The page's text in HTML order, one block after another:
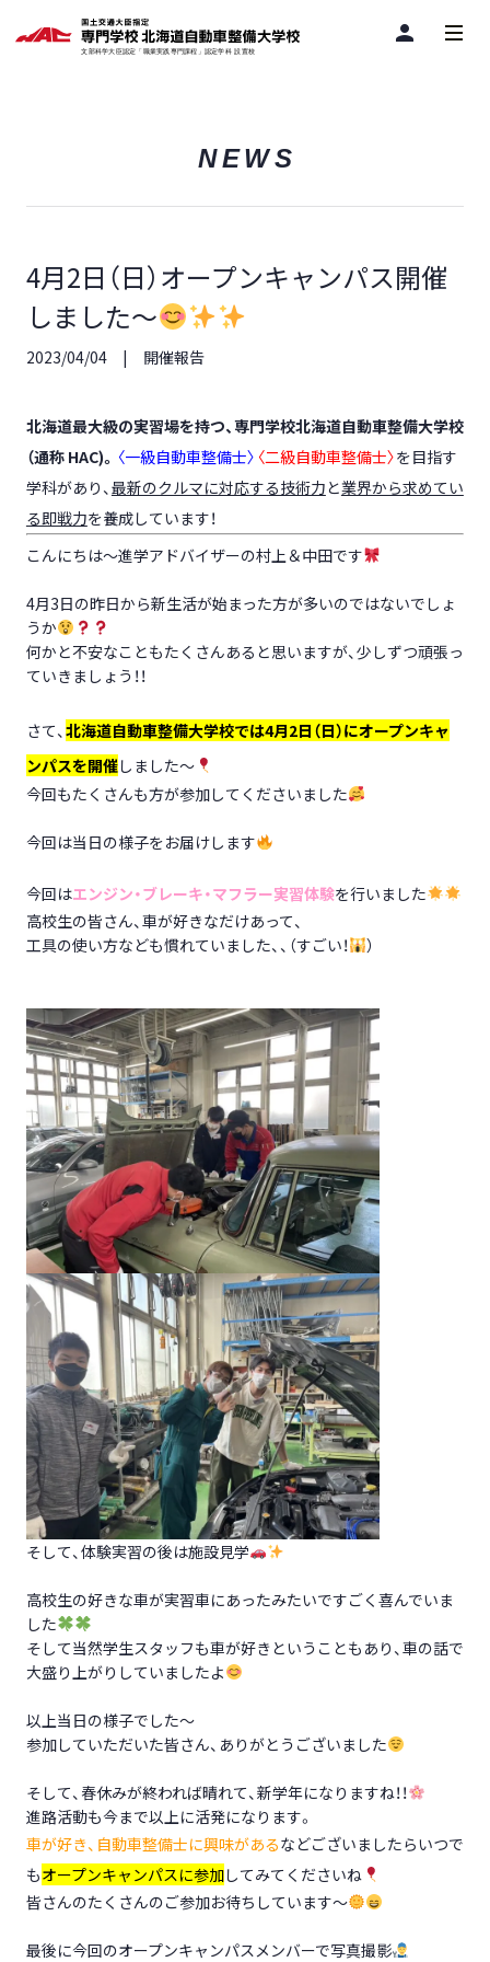
person
NEWS
4月2日（日）オープンキャンパス開催
しました～
2023/04/04 開催報告
北海道最大級の実習場を持つ、専門学校北海道自動車整備大学校
（通称HAC)。 〈一級自動車整備士〉 〈二級自動車整備士〉を目指す
学科があり、最新のクルマに対応する技術力と業界から求めてい
る即戦力を養成しています！
こんにちは～進学アドバイザーの村上＆中田です
4月3日の昨日から新生活が始まった方が多いのではないでしょ
うか
何かと不安なこともたくさんあると思いますが、少しずつ頑張っ
ていきましょう！！
さて、北海道自動車整備大学校では4月2日（日）にオープンキャ
ンパスを開催しました～
今回もたくさんも方が参加してくださいました
今回は当日の様子をお届けします
今回はエンジン・ブレーキ・マフラー実習体験を行いました
高校生の皆さん、車が好きなだけあって、
工具の使い方なども慣れていました、、（すごい！
）
そして、体験実習の後は施設見学
高校生の好きな車が実習車にあったみたいですごく喜んでいま
した
そして当然学生スタッフも車が好きということもあり、車の話で
大盛り上がりしていましたよ
以上当日の様子でした～
参加していただいた皆さん、ありがとうございました
そして、春休みが終われば晴れて、新学年になりますね！！
進路活動も今まで以上に活発になります。
車が好き、自動車整備士に興味があるなどございましたらいつで
もオープンキャンパスに参加してみてくださいね
皆さんのたくさんのご参加お待ちしています～
最後に今回のオープンキャンパスメンバーで写真撮影